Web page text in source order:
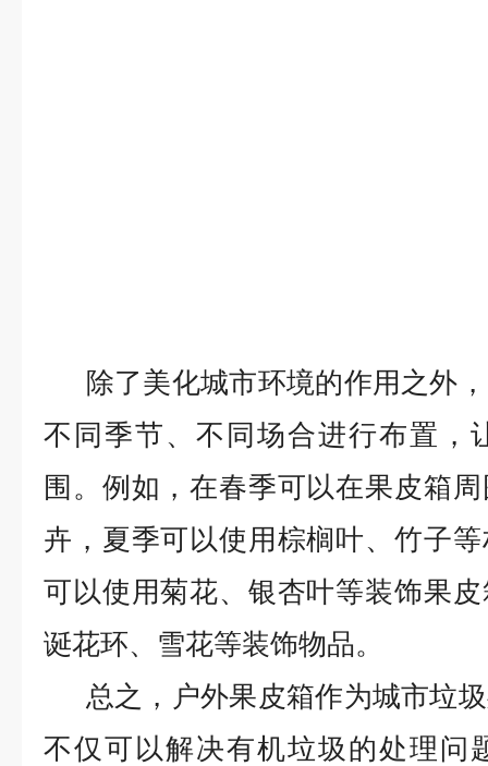
除了美化城市环境的作用之外
不同季节、不同场合进行布置，
围。例如，在春季可以在果皮箱
卉，夏季可以使用棕榈叶、竹子
可以使用菊花、银杏叶等装饰果
诞花环、雪花等装饰物品。
总之，户外果皮箱作为城市垃
不仅可以解决有机垃圾的处理问